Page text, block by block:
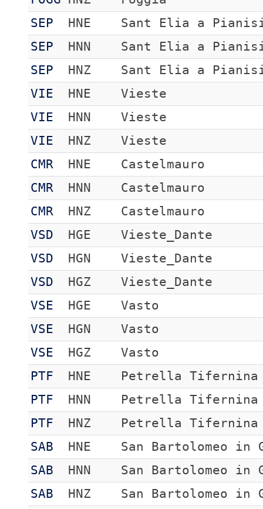
SEP
HNE
Sant Elia a
SEP
HNN
Sant Elia a
SEP
HNZ
Sant Elia a
VIE
HNE
Vieste
VIE
HNN
Vieste
VIE
HNZ
Vieste
CMR
HNE
Castelmauro
CMR
HNN
Castelmauro
CMR
HNZ
Castelmauro
VSD
HGE
Vieste_Dante
VSD
HGN
Vieste_Dante
VSD
HGZ
Vieste_Dante
VSE
HGE
Vasto
VSE
HGN
Vasto
VSE
HGZ
Vasto
PTF
HNE
Petrella Tifernina
PTF
HNN
Petrella Tifernina
PTF
HNZ
Petrella Tifernina
SAB
HNE
San Bartolomeo in
SAB
HNN
San Bartolomeo in
SAB
HNZ
San Bartolomeo in